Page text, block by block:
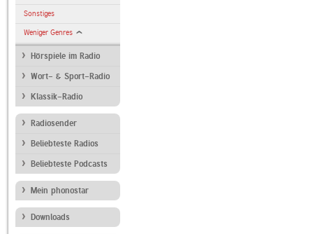
Sonstiges
Weniger Genres
Hörspiele im Radio
Wort- & Sport-Radio
Klassik-Radio
Radiosender
Beliebteste Radios
Beliebteste Podcasts
Mein phonostar
Downloads